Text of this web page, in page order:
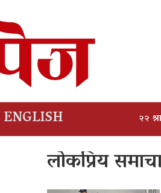
ENGLISH २२
लोकप्रिय